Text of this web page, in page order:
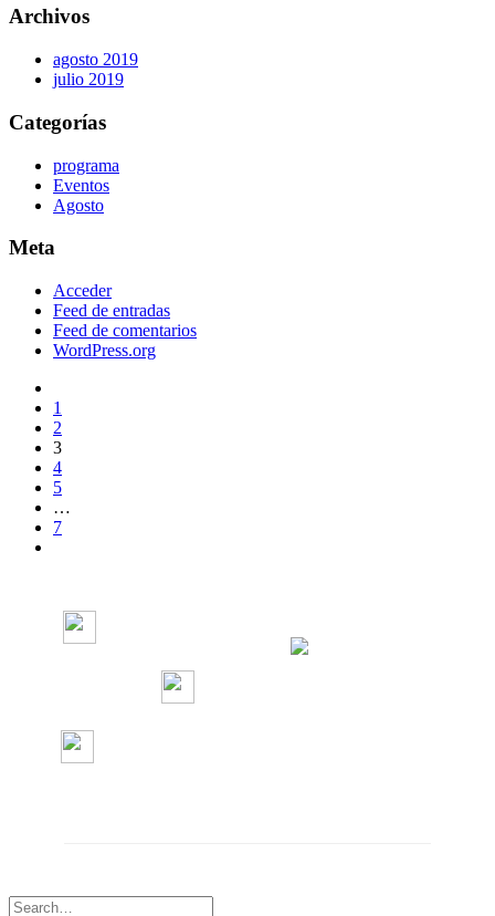
Archivos
agosto 2019
julio 2019
Categorías
programa
Eventos
Agosto
Meta
Acceder
Feed de entradas
Feed de comentarios
WordPress.org
1
2
3
4
5
…
7